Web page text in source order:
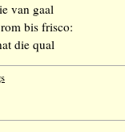
van gaal
bis frisco:
die qual